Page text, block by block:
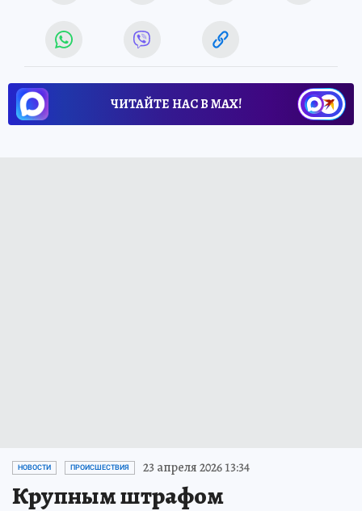
ЧИТАЙТЕ НАС В МАХ!
НОВОСТИ ПРОИСШЕСТВИЯ 23 апреля 2026 13:34
Крупным штрафом